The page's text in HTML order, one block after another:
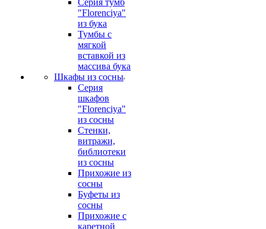
Серия тумб
"Florenciya"
из бука
Тумбы с
мягкой
вставкой из
массива бука
Шкафы из сосны
Серия
шкафов
"Florenciya"
из сосны
Стенки,
витражи,
библиотеки
из сосны
Прихожие из
сосны
Буфеты из
сосны
Прихожие с
каретной